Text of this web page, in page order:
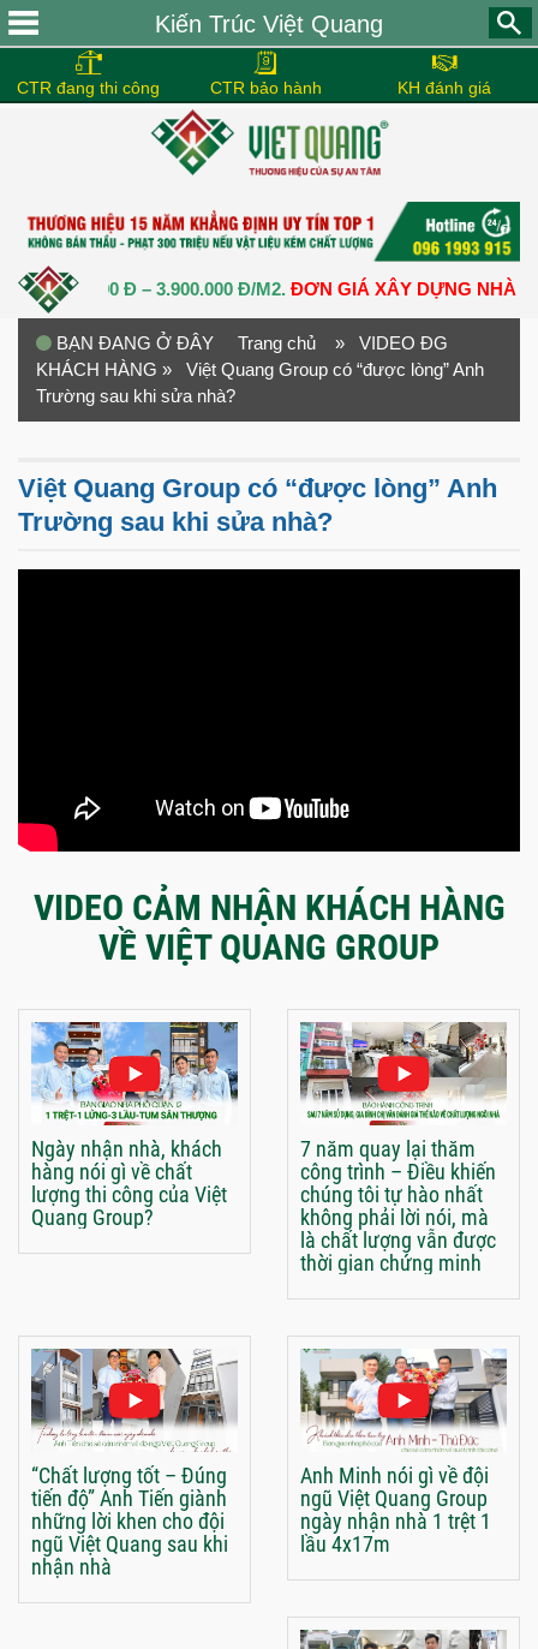
Kiến Trúc Việt Quang
CTR đang thi công CTR bảo hành KH đánh giá
Đ – 3.900.000 Đ/M2.ĐƠN GIÁ XÂY DỰNG NHÀ TRỌN
BẠN ĐANG Ở ĐÂY Trang chủ » VIDEO ĐG
KHÁCH HÀNG » Việt Quang Group có “được lòng” Anh
Trường sau khi sửa nhà?
Việt Quang Group có “được lòng” Anh
Trường sau khi sửa nhà?
VIDEO CẢM NHẬN KHÁCH HÀNG
VỀ VIỆT QUANG GROUP
Ngày nhận nhà, khách
hàng nói gì về chất
lượng thi công của Việt
Quang Group?
7 năm quay lại thăm
công trình – Điều khiến
chúng tôi tự hào nhất
không phải lời nói, mà
là chất lượng vẫn được
thời gian chứng minh
“Chất lượng tốt – Đúng
tiến độ” Anh Tiến giành
những lời khen cho đội
ngũ Việt Quang sau khi
nhận nhà
Anh Minh nói gì về đội
ngũ Việt Quang Group
ngày nhận nhà 1 trệt 1
lầu 4x17m